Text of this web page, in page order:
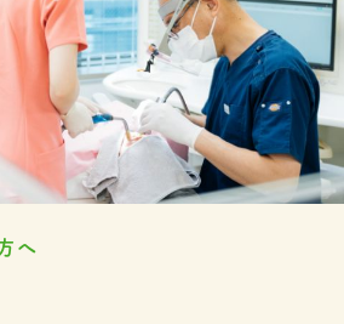
へ